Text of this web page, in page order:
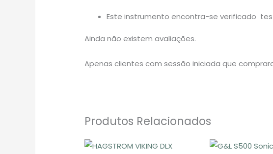
Este instrumento encontra-se verificado
Ainda não existem avaliações.
Apenas clientes com sessão iniciada que
Produtos Relacionados